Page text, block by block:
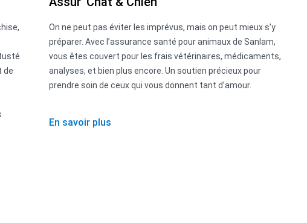
de
On ne peut pas éviter les imprévus, mais on peut mieux s’y
préparer. Avec l’assurance santé pour animaux de Sanlam,
vous êtes couvert pour les frais vétérinaires, médicaments,
analyses, et bien plus encore. Un soutien précieux pour
prendre soin de ceux qui vous donnent tant d’amour.
En savoir plus